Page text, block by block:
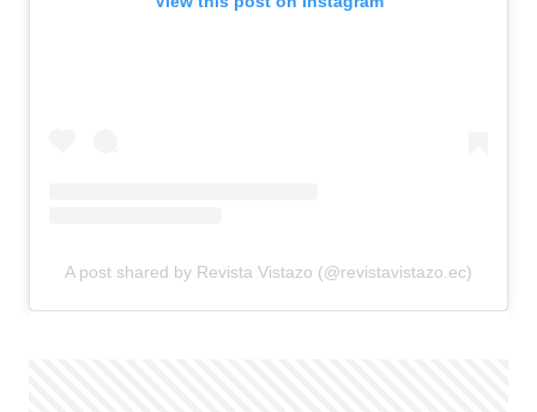
A post shared by Revista Vistazo (@revistavistazo.ec)